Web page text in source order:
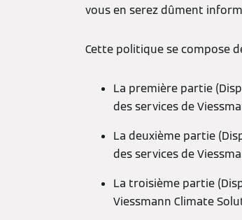
vous en serez dûment
Cette politique se compose
La première partie
des services de
La deuxième partie
des services de
La troisième partie
Viessmann Climate